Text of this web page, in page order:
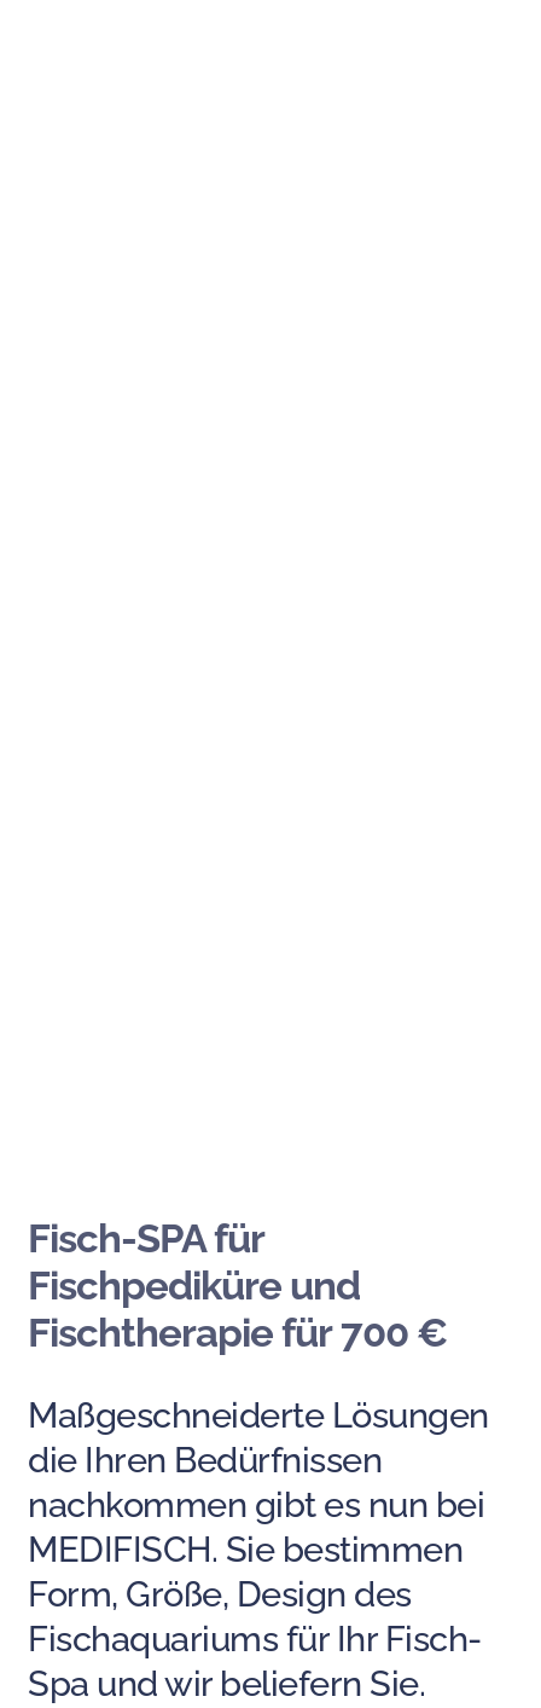
Fisch-SPA für
Fischpediküre und
Fischtherapie für 700 €
Maßgeschneiderte Lösungen
die Ihren Bedürfnissen
nachkommen gibt es nun bei
MEDIFISCH. Sie bestimmen
Form, Größe, Design des
Fischaquariums für Ihr Fisch-
Spa und wir beliefern Sie.